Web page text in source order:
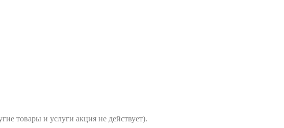
товары и услуги акция не действует).